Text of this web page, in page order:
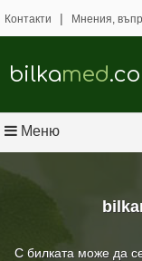
С билката може да
Контакти | Мнения,
bilkamed
Меню